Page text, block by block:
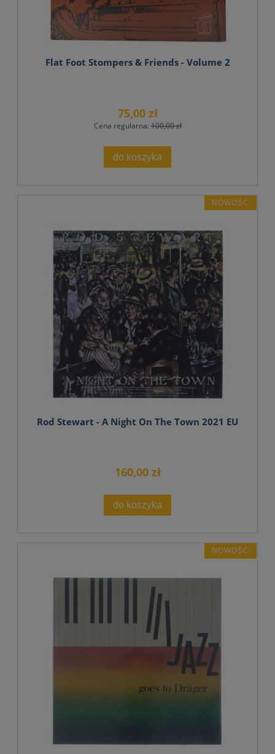
Flat Foot Stompers & Friends - Volume 2
75,00 zł
Cena regularna:100,00 zł
do koszyka
Rod Stewart - A Night On The Town 2021 EU
160,00 zł
do koszyka
NOWOŚĆ
NOWOŚĆ